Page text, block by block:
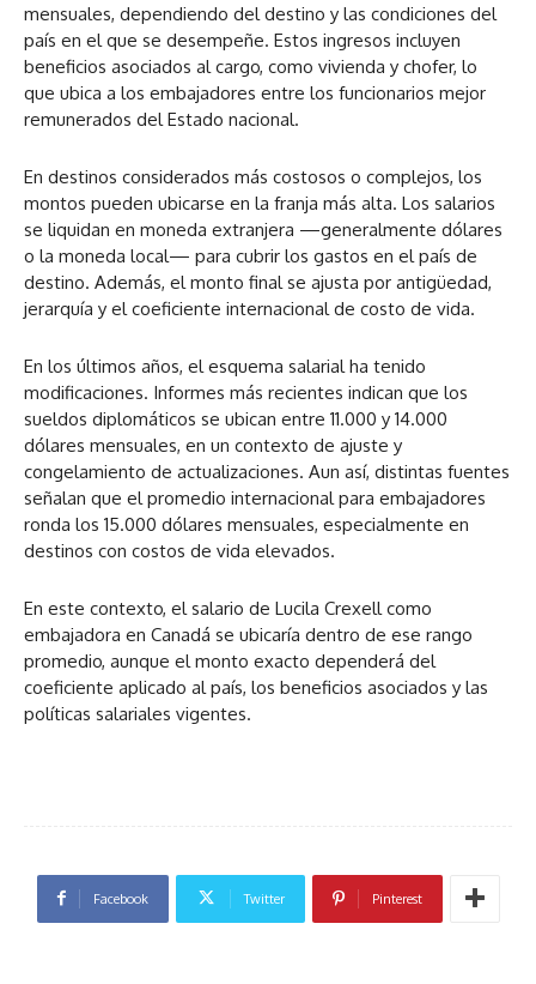
mensuales, dependiendo del destino y las condiciones del
país en el que se desempeñe. Estos ingresos incluyen
beneficios asociados al cargo, como vivienda y chofer, lo
que ubica a los embajadores entre los funcionarios mejor
remunerados del Estado nacional.
En destinos considerados más costosos o complejos, los
montos pueden ubicarse en la franja más alta. Los salarios
se liquidan en moneda extranjera —generalmente dólares
o la moneda local— para cubrir los gastos en el país de
destino. Además, el monto final se ajusta por antigüedad,
jerarquía y el coeficiente internacional de costo de vida.
En los últimos años, el esquema salarial ha tenido
modificaciones. Informes más recientes indican que los
sueldos diplomáticos se ubican entre 11.000 y 14.000
dólares mensuales, en un contexto de ajuste y
congelamiento de actualizaciones. Aun así, distintas fuentes
señalan que el promedio internacional para embajadores
ronda los 15.000 dólares mensuales, especialmente en
destinos con costos de vida elevados.
En este contexto, el salario de Lucila Crexell como
embajadora en Canadá se ubicaría dentro de ese rango
promedio, aunque el monto exacto dependerá del
coeficiente aplicado al país, los beneficios asociados y las
políticas salariales vigentes.
Facebook Twitter Pinterest